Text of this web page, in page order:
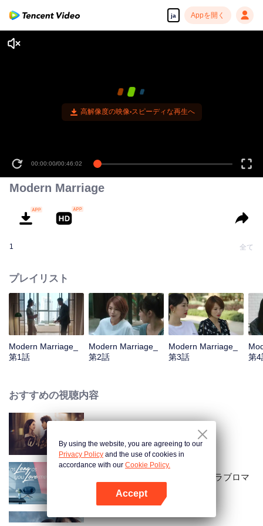
ja Appを開く
高解像度の映像•スピーディな再生へ
00:00:00/00:46:02
Modern Marriage
1 全て
プレイリスト
Modern Marriage_
第1話
Modern Marriage_
第2話
Modern Marriage_
第3話
第4
おすすめの視聴内容
ラブストーリーの始まり～私のラブロマ
By using the website, you are agreeing to our
Privacy Policy and the use of cookies in
accordance with our Cookie Policy.
Accept